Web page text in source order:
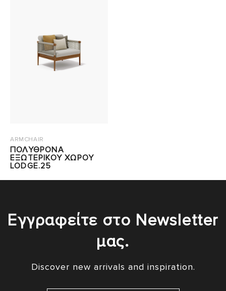
ARMCHAIR
ΠΟΛΥΘΡΟΝΑ
ΕΞΩΤΕΡΙΚΟΥ ΧΩΡΟΥ
LODGE.25
Εγγραφείτε στο Newsletter
μας.
Discover new arrivals and inspiration.